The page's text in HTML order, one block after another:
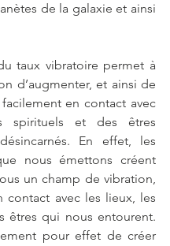
de la galaxie et ainsi
taux vibratoire permet à
d’augmenter, et ainsi de
en contact avec
spirituels et des êtres
En effet, les
nous émettons créent
un champ de vibration,
contact avec les lieux, les
êtres qui nous entourent.
pour effet de créer